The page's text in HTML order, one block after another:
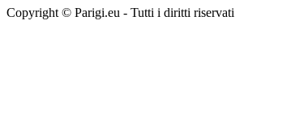
Copyright © Parigi.eu - Tutti i diritti riservati